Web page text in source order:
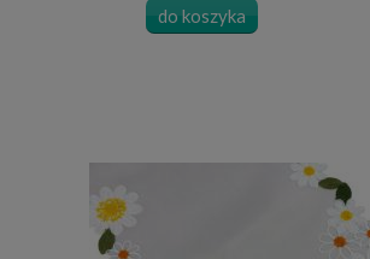
do koszyka